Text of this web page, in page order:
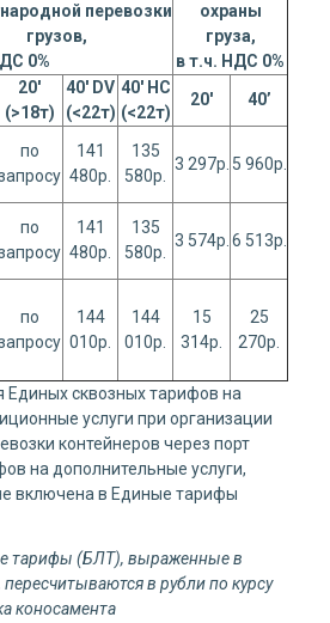
перевозки
грузов,
0%
охраны
груза,
в т.ч. НДС 0%
20'
(>18т)
40' DV
(<22т)
40' HC
(<22т)
20' 40’
по
141
480р.
135
580р.
3 297р. 5 960р.
по
141
480р.
135
580р.
3 574р. 6 513р.
по
144
010р.
144
010р.
15
314р.
25
270р.
Единых сквозных тарифов на
услуги при организации
контейнеров через порт
на дополнительные услуги,
включена в Единые тарифы
тарифы (БЛТ), выраженные в
в рубли по курсу
коносамента